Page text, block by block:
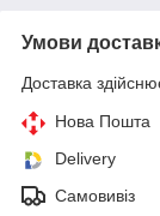
Умови
Доставка
Нова Пошта
Delivery
Самовивіз